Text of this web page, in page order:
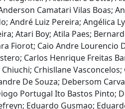
Camatari Vilas Boas;
Luiz Pereira; Angélica
Atari Boy; Atila Paes;
Fiorot; Caio Andre Lourencio
Carlos Henrique Freitas
Crhisllane
De Souza; Debersom
Portugal Ito Bastos Pinto;
Eduardo Gusmao;